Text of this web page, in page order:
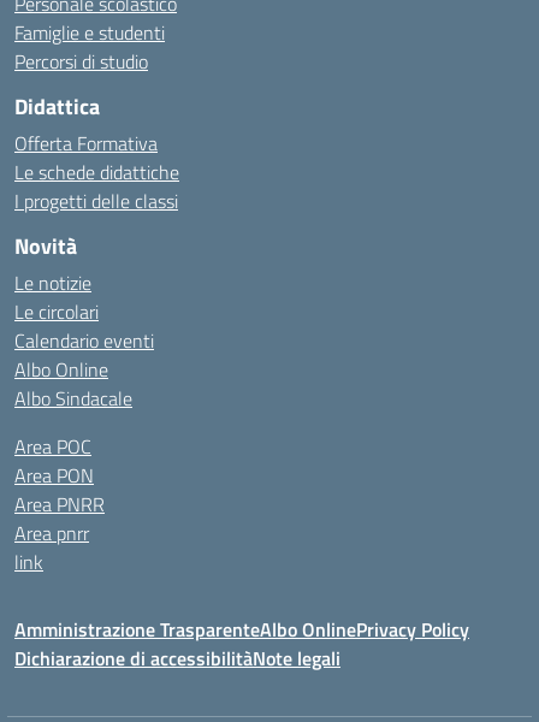
Famiglie e studenti
Percorsi di studio
Didattica
Offerta Formativa
Le schede didattiche
I progetti delle classi
Novità
Le notizie
Le circolari
Calendario eventi
Albo Online
Albo Sindacale
Area POC
Area PON
Area PNRR
Area pnrr
link
Amministrazione TrasparenteAlbo OnlinePrivacy Policy
Dichiarazione di accessibilitàNote legali